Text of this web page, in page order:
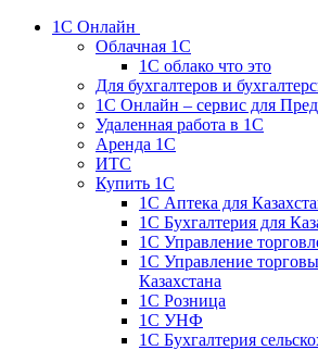
1С Онлайн
Облачная 1С
1C облако что это
Для бухгалтеров и
1C Онлайн – сервис для
Удаленная работа в 1С
Аренда 1С
ИТС
Купить 1С
1С Аптека для
1С Бухгалтерия для
1С Управление
1С Управление
Казахстана
1С Розница
1С УНФ
1С Бухгалтерия